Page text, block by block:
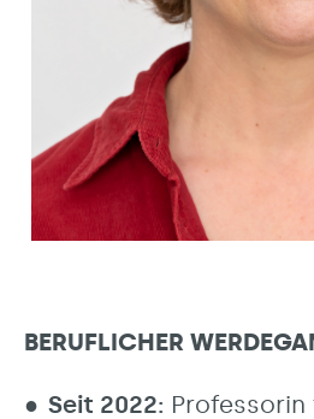
BERUFLICHER
Seit 2022: